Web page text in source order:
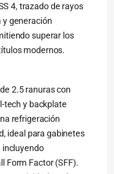
4, trazado de rayos
y generación
superar los
modernos.
2.5 ranuras con
tech y backplate
refrigeración
ideal para gabinetes
incluyendo
Form Factor (SFF).